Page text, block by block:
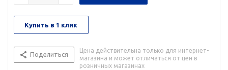
Купить в 1 клик
Поделиться
Цена действительна только для интернет-
магазина и может отличаться от цен в
розничных магазинах